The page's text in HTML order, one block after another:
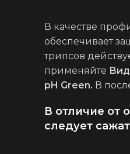
В качестве
обеспечивает
трипсов
применяйте
pH Green. В
В отличие от
следует